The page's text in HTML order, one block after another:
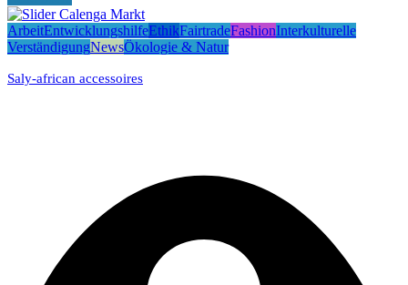
ArbeitEntwicklungshilfeEthikFairtradeFashionInterkulturelle
VerständigungNewsÖkologie & Natur
Saly-african accessoires